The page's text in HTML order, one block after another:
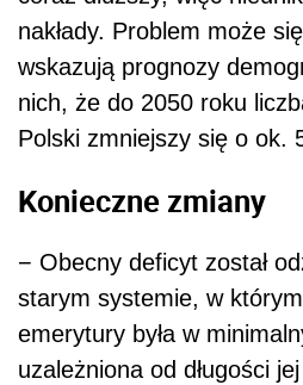
nakłady. Problem może
wskazują prognozy
nich, że do 2050 roku
Polski zmniejszy się o ok.
Konieczne zmiany
− Obecny deficyt został
starym systemie, w
emerytury była w
uzależniona od długości